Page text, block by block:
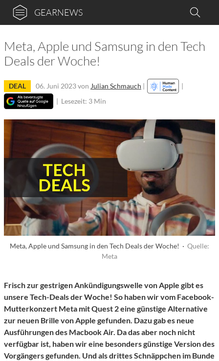
GEARNEWS
Meta, Apple und Samsung in den Tech
Deals der Woche!
DEAL 06. Juni 2023von Julian Schmauch |
|
| Lesezeit: 3 Min
Meta, Apple und Samsung in den Tech Deals der Woche! · Quelle:
Meta
Frisch zur gestrigen Ankündigungswelle von Apple gibt es
unsere Tech-Deals der Woche! So haben wir vom Facebook-
Mutterkonzert Meta mit Quest 2 eine günstige Alternative
zur neuen Brille von Apple gefunden. Dazu gab es neue
Ausführungen des Macbook Air. Da das aber noch nicht
verfügbar ist, haben wir eine besonders günstige Version des
Vorgängers gefunden. Und als drittes Schnäppchen im Bunde